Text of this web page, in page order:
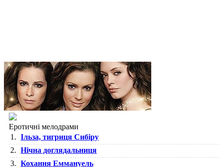
Еротичні мелодрами
1. Ільза, тигриця Сибіру
2. Нічна доглядальниця
3. Кохання Еммануель